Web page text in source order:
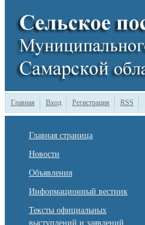
Главная Вход Регистрация RSS
Главная страница
Новости
Объявления
Информационный вестник
Тексты официальных
выступлений и заявлений